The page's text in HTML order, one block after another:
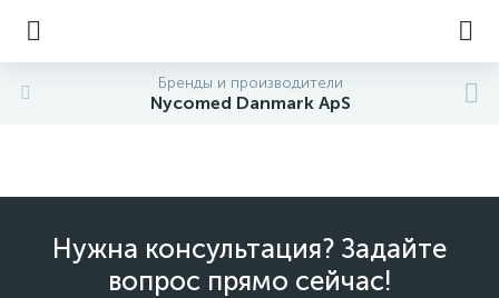
Бренды и производители
Nycomed Danmark ApS
Нужна консультация? Задайте
вопрос прямо сейчас!